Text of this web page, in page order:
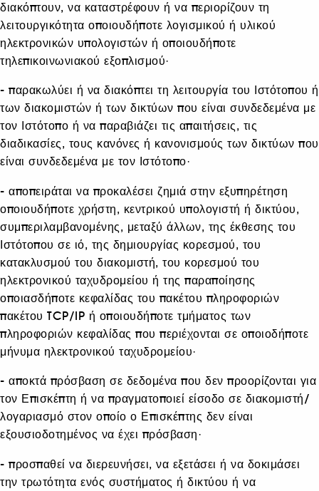
διακόπτουν, να καταστρέφουν ή να περιορίζουν τη
λειτουργικότητα οποιουδήποτε λογισμικού ή υλικού
ηλεκτρονικών υπολογιστών ή οποιουδήποτε
τηλεπικοινωνιακού εξοπλισμού·
- παρακωλύει ή να διακόπτει τη λειτουργία του Ιστότοπου ή
των διακομιστών ή των δικτύων που είναι συνδεδεμένα με
τον Ιστότοπο ή να παραβιάζει τις απαιτήσεις, τις
διαδικασίες, τους κανόνες ή κανονισμούς των δικτύων που
είναι συνδεδεμένα με τον Ιστότοπο·
- αποπειράται να προκαλέσει ζημιά στην εξυπηρέτηση
οποιουδήποτε χρήστη, κεντρικού υπολογιστή ή δικτύου,
συμπεριλαμβανομένης, μεταξύ άλλων, της έκθεσης του
Ιστότοπου σε ιό, της δημιουργίας κορεσμού, του
κατακλυσμού του διακομιστή, του κορεσμού του
ηλεκτρονικού ταχυδρομείου ή της παραποίησης
οποιασδήποτε κεφαλίδας του πακέτου πληροφοριών
πακέτου TCP/IP ή οποιουδήποτε τμήματος των
πληροφοριών κεφαλίδας που περιέχονται σε οποιοδήποτε
μήνυμα ηλεκτρονικού ταχυδρομείου·
- αποκτά πρόσβαση σε δεδομένα που δεν προορίζονται για
τον Επισκέπτη ή να πραγματοποιεί είσοδο σε διακομιστή/
λογαριασμό στον οποίο ο Επισκέπτης δεν είναι
εξουσιοδοτημένος να έχει πρόσβαση·
- προσπαθεί να διερευνήσει, να εξετάσει ή να δοκιμάσει
την τρωτότητα ενός συστήματος ή δικτύου ή να